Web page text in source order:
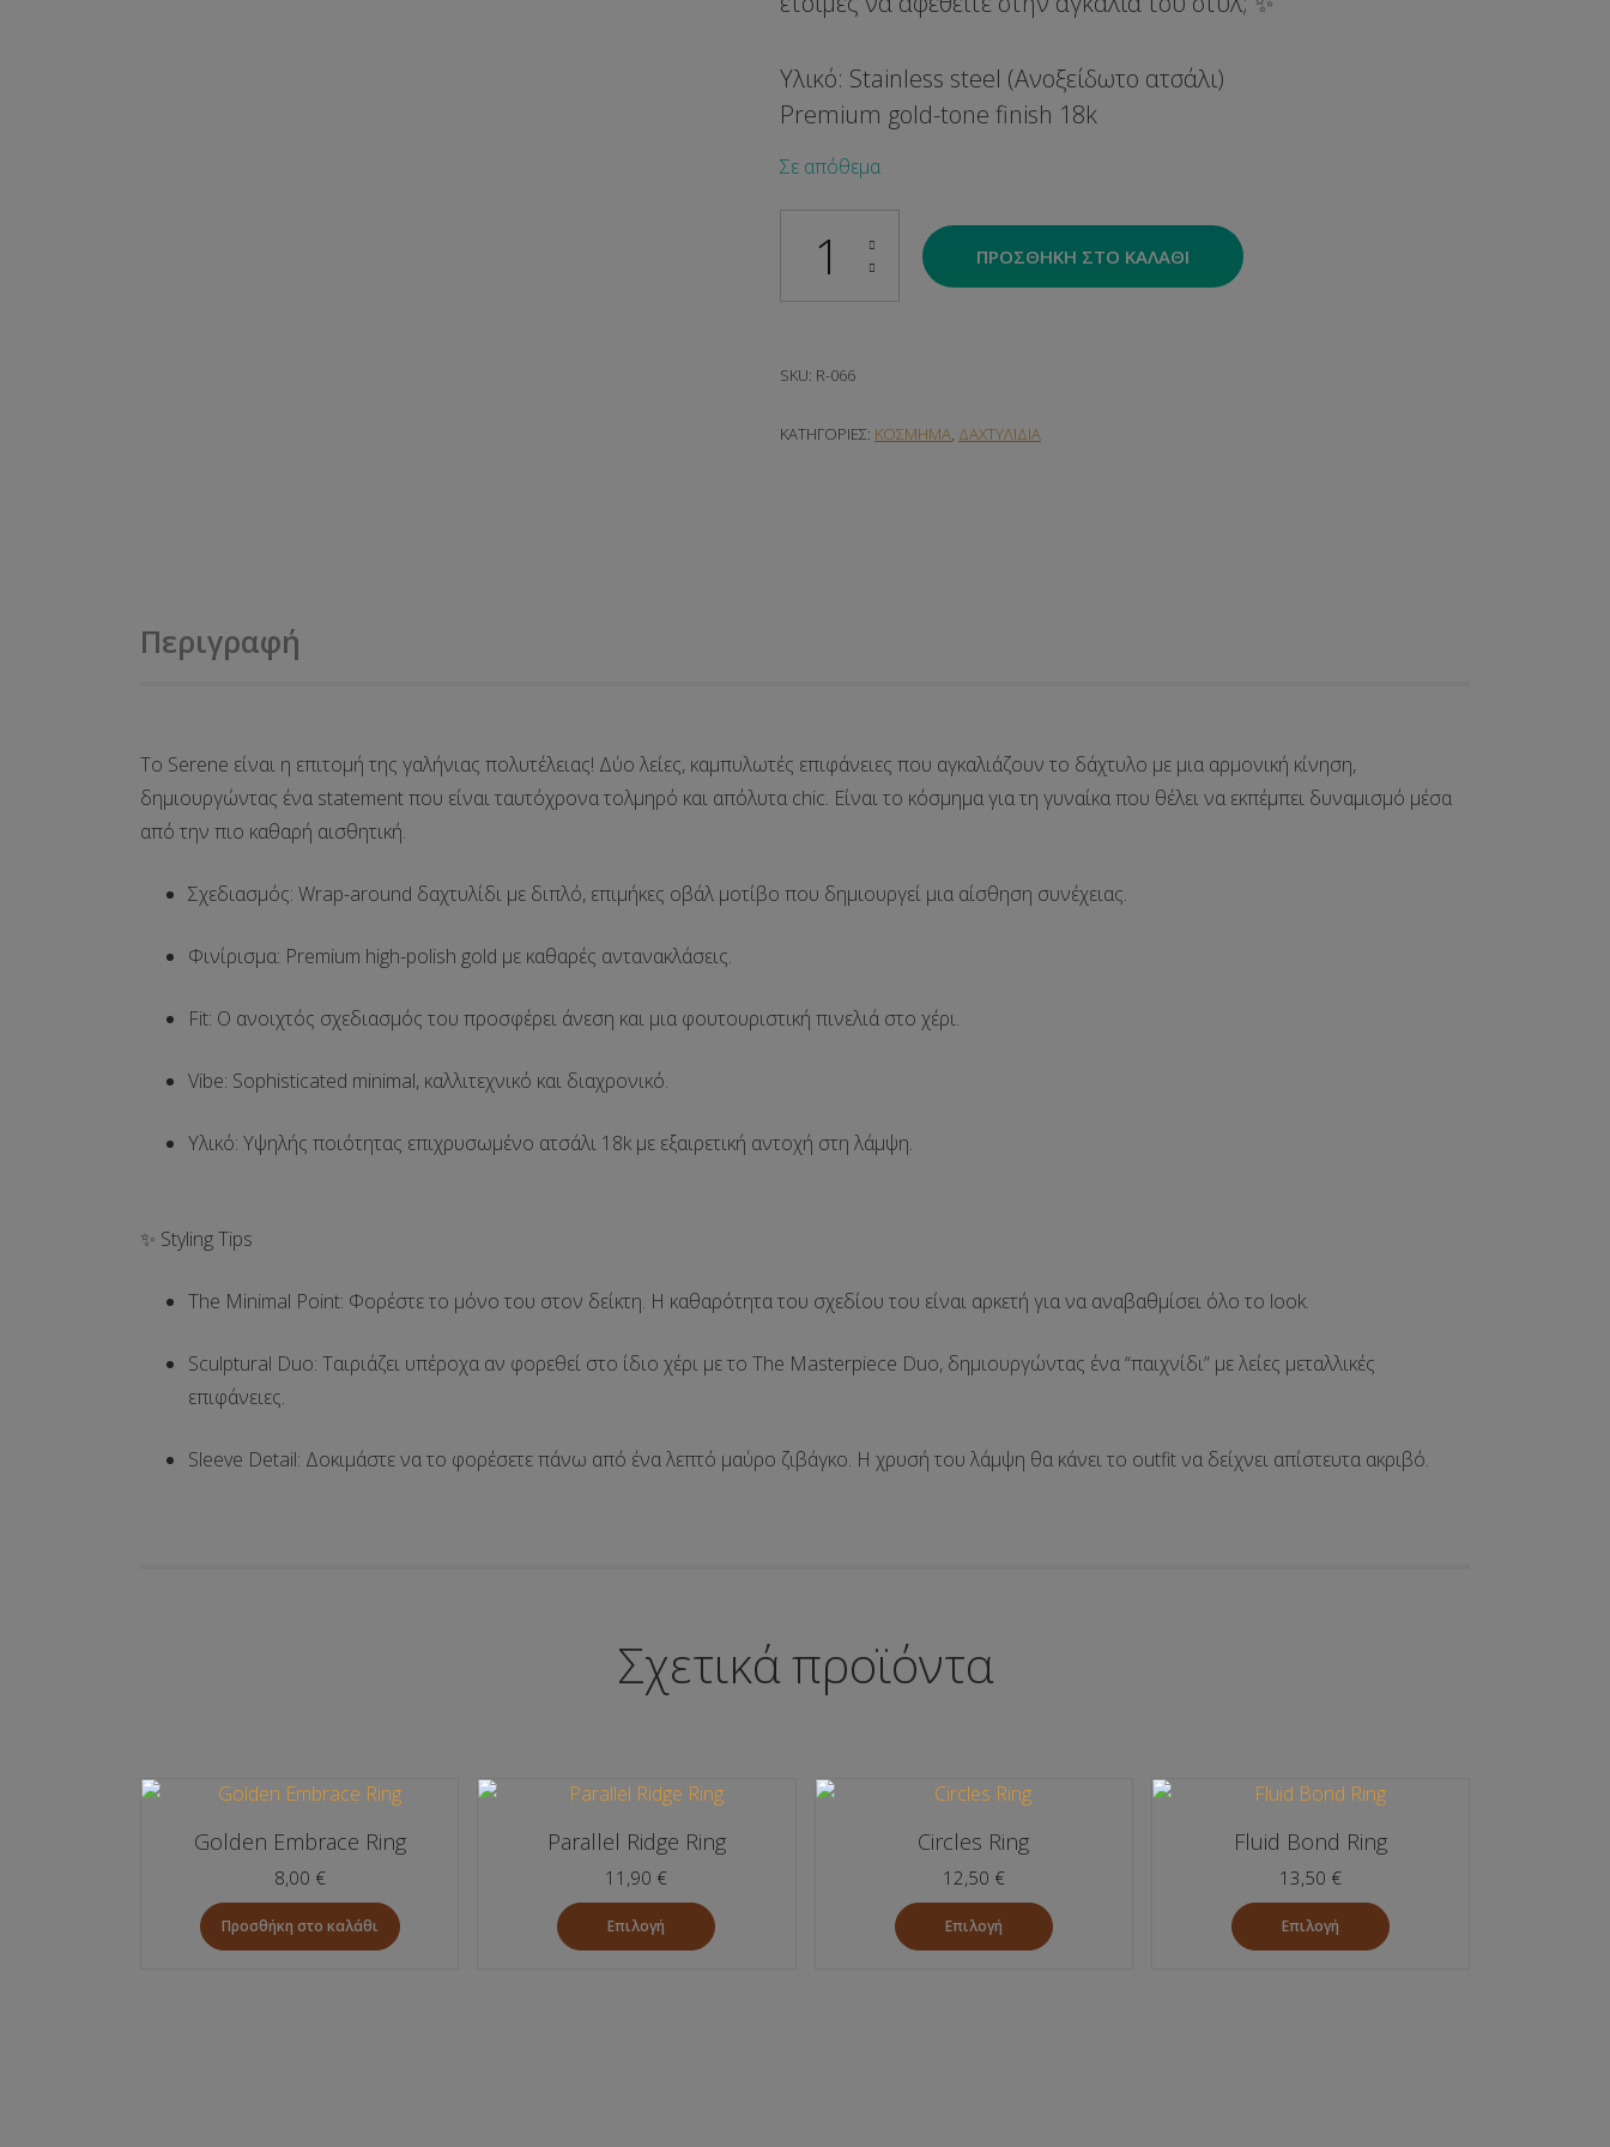
Υλικό: Stainless steel (Ανοξείδωτο ατσάλι)
Premium gold-tone finish 18k
Σε απόθεμα
ΠΡΟΣΘΉΚΗ ΣΤΟ ΚΑΛΆΘΙ
SKU: R-066
ΚΑΤΗΓΟΡΊΕΣ: ΚΟΣΜΗΜΑ, ΔΑΧΤΥΛΙΔΙΑ
Περιγραφή
Το Serene είναι η επιτομή της γαλήνιας πολυτέλειας! Δύο λείες, καμπυλωτές επιφάνειες που αγκαλιάζουν το δάχτυλο με μια αρμονική κίνηση,
δημιουργώντας ένα statement που είναι ταυτόχρονα τολμηρό και απόλυτα chic. Είναι το κόσμημα για τη γυναίκα που θέλει να εκπέμπει δυναμισμό μέσα
από την πιο καθαρή αισθητική.
Σχεδιασμός: Wrap-around δαχτυλίδι με διπλό, επιμήκες οβάλ μοτίβο που δημιουργεί μια αίσθηση συνέχειας.
Φινίρισμα: Premium high-polish gold με καθαρές αντανακλάσεις.
Fit: Ο ανοιχτός σχεδιασμός του προσφέρει άνεση και μια φουτουριστική πινελιά στο χέρι.
Vibe: Sophisticated minimal, καλλιτεχνικό και διαχρονικό.
Υλικό: Υψηλής ποιότητας επιχρυσωμένο ατσάλι 18k με εξαιρετική αντοχή στη λάμψη.
✨ Styling Tips
The Minimal Point: Φορέστε το μόνο του στον δείκτη. Η καθαρότητα του σχεδίου του είναι αρκετή για να αναβαθμίσει όλο το look.
Sculptural Duo: Ταιριάζει υπέροχα αν φορεθεί στο ίδιο χέρι με το The Masterpiece Duo, δημιουργώντας ένα “παιχνίδι” με λείες μεταλλικές
επιφάνειες.
Sleeve Detail: Δοκιμάστε να το φορέσετε πάνω από έναλεπτό μαύρο ζιβάγκο. Η χρυσή του λάμψη θα κάνει το outfit να δείχνει απίστευτα ακριβό.
Σχετικά προϊόντα
Golden Embrace Ring
8,00 €
Προσθήκη στο καλάθι
Parallel Ridge Ring
11,90 €
Επιλογή
Circles Ring
12,50 €
Επιλογή
Fluid Bond Ring
13,50 €
Επιλογή